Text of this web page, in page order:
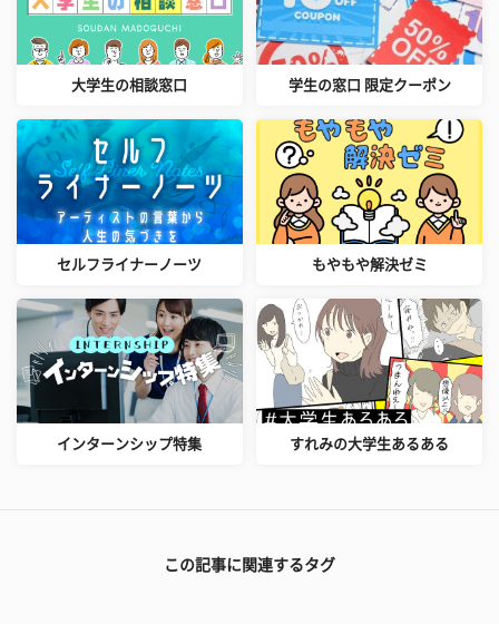
大学生の相談窓口 学生の窓口 限定クーポン
セルフライナーノーツ もやもや解決ゼミ
インターンシップ特集 すれみの大学生あるある
この記事に関連するタグ